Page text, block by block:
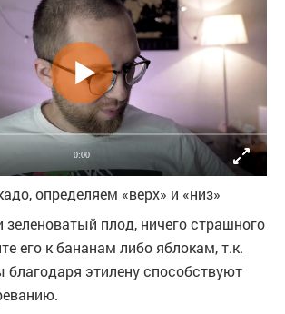
0:00
определяем «верх» и «низ»
зеленоватый плод, ничего страшного
его к бананам либо яблокам, т.к.
этилену способствуют